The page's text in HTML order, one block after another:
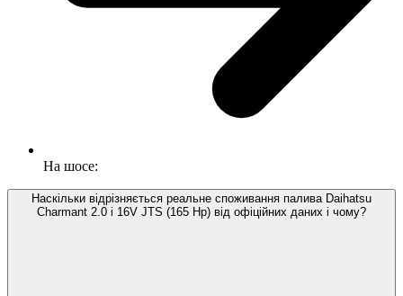
На шосе:
Наскільки відрізняється реальне споживання палива Daihatsu
Charmant 2.0 i 16V JTS (165 Hp) від офіційних даних і чому?